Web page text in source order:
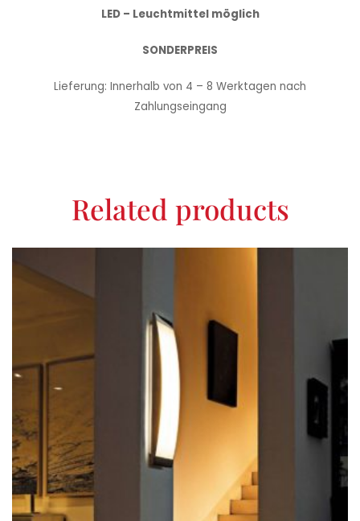
LED – Leuchtmittel möglich
SONDERPREIS
Lieferung: Innerhalb von 4 – 8 Werktagen nach
Zahlungseingang
Related products